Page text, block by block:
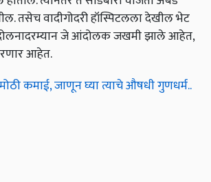
तसेच वादीगोदरी हॉस्पिटलला देखील भेट
जे आंदोलक जखमी झाले आहेत,
आहेत.
कमाई, जाणून घ्या त्याचे औषधी गुणधर्म..